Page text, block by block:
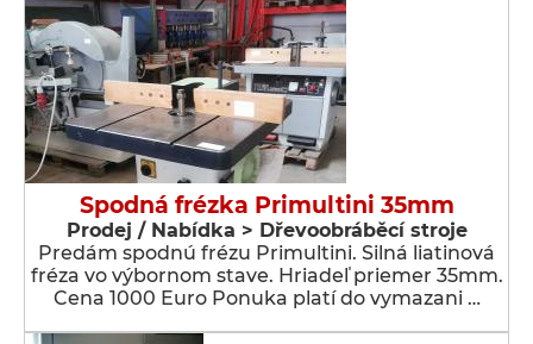
Spodná frézka Primultini 35mm
Prodej / Nabídka > Dřevoobráběcí stroje
Predám spodnú frézu Primultini. Silná liatinová
fréza vo výbornom stave. Hriadeľ priemer 35mm.
Cena 1000 Euro Ponuka platí do vymazani …